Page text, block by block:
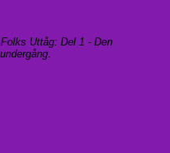
Uttåg: Del 1 - Den
.